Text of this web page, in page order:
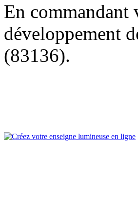
En commandant
développement
(83136).